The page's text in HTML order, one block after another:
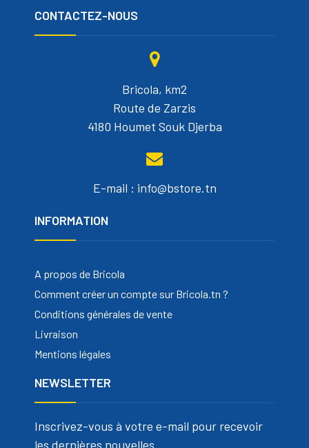
CONTACTEZ-NOUS
Bricola, km2
Route de Zarzis
4180 Houmet Souk Djerba
E-mail : info@bstore.tn
INFORMATION
A propos de Bricola
Comment créer un compte sur Bricola.tn ?
Conditions générales de vente
Livraison
Mentions légales
NEWSLETTER
Inscrivez-vous à votre e-mail pour recevoir
les dernières nouvelles.